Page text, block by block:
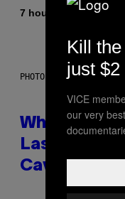
7 hours ago ByCaleb
PHOTO: NASA; DR
Why NASA
Laser-
Caves
Kill
just $2
VICE
our very